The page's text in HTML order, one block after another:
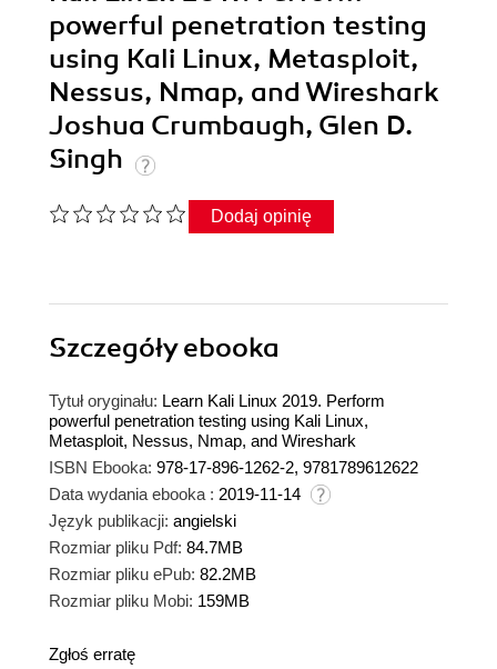
powerful penetration testing
using Kali Linux, Metasploit,
Nessus, Nmap, and Wireshark
Joshua Crumbaugh, Glen D.
Singh
Dodaj opinię
Szczegółyebooka
Tytuł oryginału: Learn Kali Linux 2019. Perform
powerful penetration testing using Kali Linux,
Metasploit, Nessus, Nmap, and Wireshark
ISBN Ebooka: 978-17-896-1262-2, 9781789612622
Data wydania ebooka : 2019-11-14
Język publikacji: angielski
Rozmiar pliku Pdf: 84.7MB
Rozmiar pliku ePub: 82.2MB
Rozmiar pliku Mobi: 159MB
Zgłoś erratę